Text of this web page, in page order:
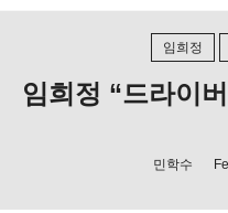
임희정
임희정 “드라이
민학수